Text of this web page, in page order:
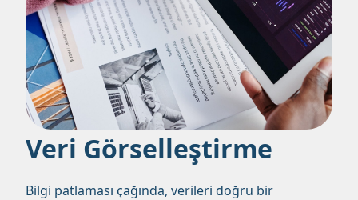
Veri Görselleştirme
Bilgi patlaması çağında, verileri doğru bir